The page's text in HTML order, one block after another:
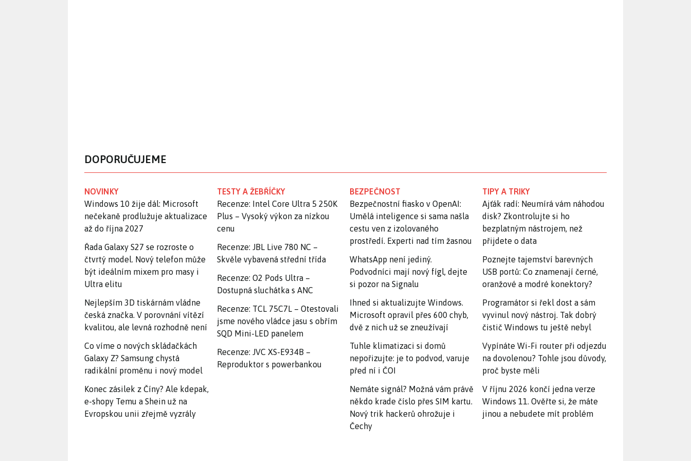
DOPORUČUJEME
NOVINKY
Windows 10 žije dál: Microsoft
nečekaně prodlužuje aktualizace
až do října 2027
Řada Galaxy S27 se rozroste o
čtvrtý model. Nový telefon může
být ideálním mixem pro masy i
Ultra elitu
Nejlepším 3D tiskárnám vládne
česká značka. V porovnání vítězí
kvalitou, ale levná rozhodně není
Co víme o nových skládačkách
Galaxy Z? Samsung chystá
radikální proměnu i nový model
Konec zásilek z Číny? Ale kdepak,
e-shopy Temu a Shein už na
Evropskou unii zřejmě vyzrály
TESTY A ŽEBŘÍČKY
Recenze: Intel Core Ultra 5 250K
Plus – Vysoký výkon za nízkou
cenu
Recenze: JBL Live 780 NC –
Skvěle vybavená střední třída
Recenze: O2 Pods Ultra –
Dostupná sluchátka s ANC
Recenze: TCL 75C7L – Otestovali
jsme nového vládce jasu s obřím
SQD Mini-LED panelem
Recenze: JVC XS-E934B –
Reproduktor s powerbankou
BEZPEČNOST
Bezpečnostní fiasko v OpenAI:
Umělá inteligence si sama našla
cestu ven z izolovaného
prostředí. Experti nad tím žasnou
WhatsApp není jediný.
Podvodníci mají nový fígl, dejte
si pozor na Signalu
Ihned si aktualizujte Windows.
Microsoft opravil přes 600 chyb,
dvě z nich už se zneužívají
Tuhle klimatizaci si domů
nepořizujte: je to podvod, varuje
před ní i ČOI
Nemáte signál? Možná vám právě
někdo krade číslo přes SIM kartu.
Nový trik hackerů ohrožuje i
Čechy
TIPY A TRIKY
Ajťák radí: Neumírá vám náhodou
disk? Zkontrolujte si ho
bezplatným nástrojem, než
přijdete o data
Poznejte tajemství barevných
USB portů: Co znamenají černé,
oranžové a modré konektory?
Programátor si řekl dost a sám
vyvinul nový nástroj. Tak dobrý
čistič Windows tu ještě nebyl
Vypínáte Wi-Fi router při odjezdu
na dovolenou? Tohle jsou důvody,
proč byste měli
V říjnu 2026 končí jedna verze
Windows 11. Ověřte si, že máte
jinou a nebudete mít problém